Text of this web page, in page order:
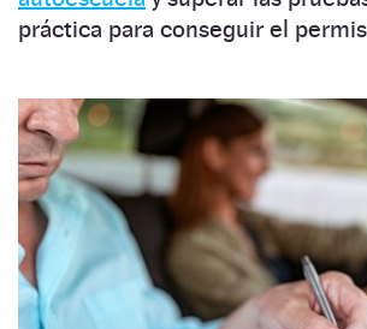
práctica para conseguir el